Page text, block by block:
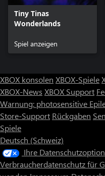
Tiny Tinas
Wonderlands
Spiel anzeigen
XBOX konsolen XBOX-Spiele
XBOX-News XBOX Support
Warnung: photosensitive
Store-Support Rückgaben
Spiele
Deutsch (Schweiz)
Ihre
Verbraucherdatenschutz für